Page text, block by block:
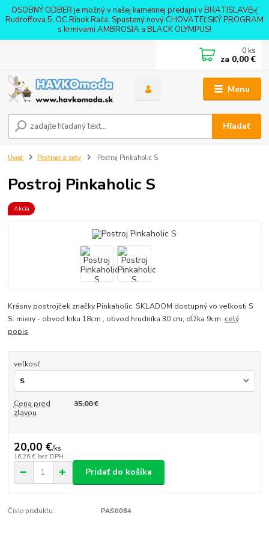
OSOBNÝ ODBER je možný v našej kamennej predajni v BRATISLAVE -
Rudroffova 5, OC Rínok Rača. Spustený nový CHOVATEĽSKÝ PROGRAM
s krmivami AMBROSIA a BLACK OLYMPUS!
Menu
Hľadať
0 ks
za 0,00 €
Úvod Postroje a sety Postroj Pinkaholic S
Postroj Pinkaholic S
Akcia
Krásny postrojček značky Pinkaholic. SKLADOM dostupný vo veľkosti S
S: miery - obvod krku 18cm , obvod hrudníka 30 cm, dĺžka 9cm. celý
popis
veľkosť
Cena pred
zľavou
35,00 €
20,00 €/ks
16,26 € bez DPH
Pridať do košíka
Číslo produktu: PAS0084